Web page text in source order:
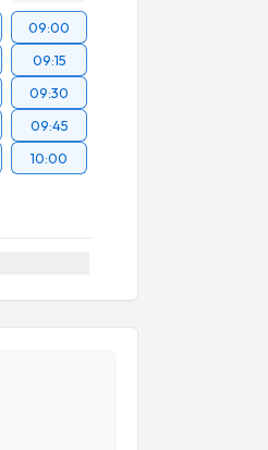
09:00
09:15
09:30
09:45
10:00